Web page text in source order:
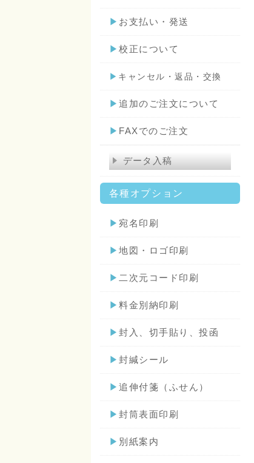
▶ お支払い・発送
▶ 校正について
▶ キャンセル・返品・交換
▶ 追加のご注文について
▶ FAXでのご注文
データ入稿
各種オプション
▶ 宛名印刷
▶ 地図・ロゴ印刷
▶ 二次元コード印刷
▶ 料金別納印刷
▶ 封入、切手貼り、投函
▶ 封緘シール
▶ 追伸付箋（ふせん）
▶ 封筒表面印刷
▶ 別紙案内